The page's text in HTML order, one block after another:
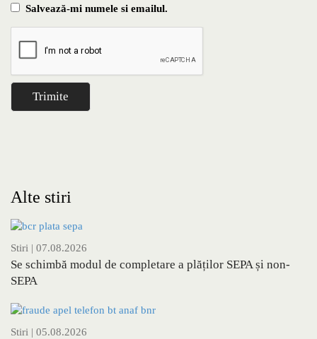
Salvează-mi numele si emailul.
Alte stiri
Stiri | 07.08.2026
Se schimbă modul de completare a plăților SEPA și non-
SEPA
Stiri | 05.08.2026